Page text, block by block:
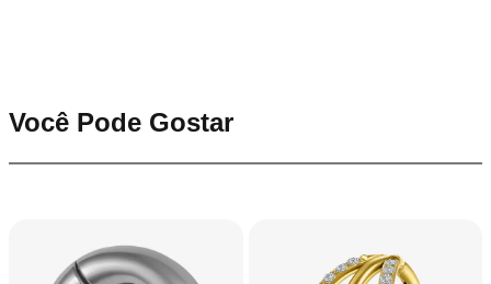
Você Pode Gostar